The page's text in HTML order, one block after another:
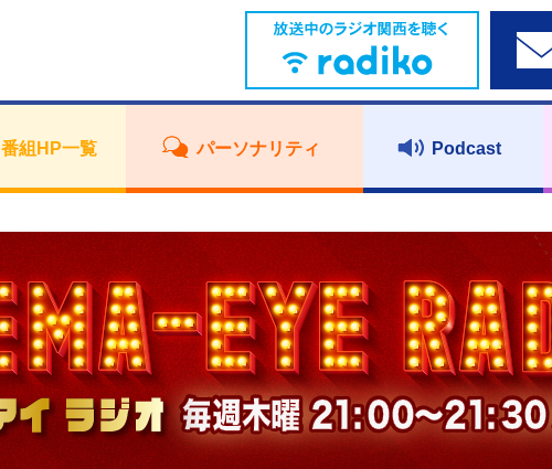
番組HP一覧 パーソナリティ Podcast